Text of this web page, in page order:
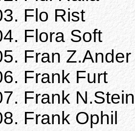
Flo Rist
Flora Soft
Fran Z.Ander
Frank Furt
Frank N.Stein
Frank Ophil